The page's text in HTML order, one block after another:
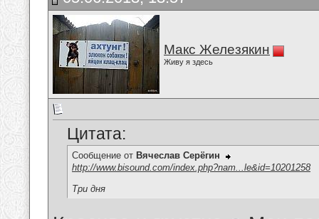
Макс Железякин
Живу я здесь
Цитата:
Сообщение от Вячеслав Серёгин
http://www.bisound.com/index.php?nam...le&id=10201258
Три дня